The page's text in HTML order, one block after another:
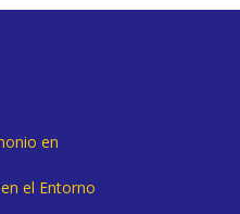
en
el Entorno